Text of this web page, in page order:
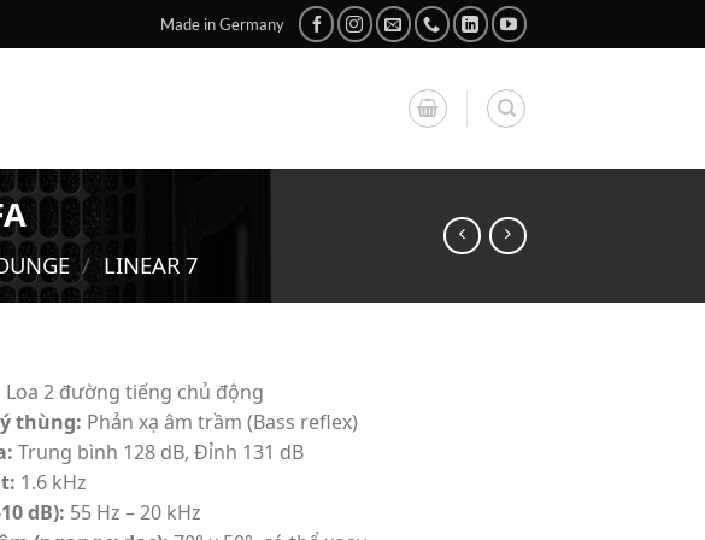
Made in Germany
/ LINEAR 7
Loa 2 đường tiếng chủ động
thùng: Phản xạ âm trầm (Bass reflex)
Trung bình 128 dB, Đỉnh 131 dB
1.6 kHz
dB): 55 Hz – 20 kHz